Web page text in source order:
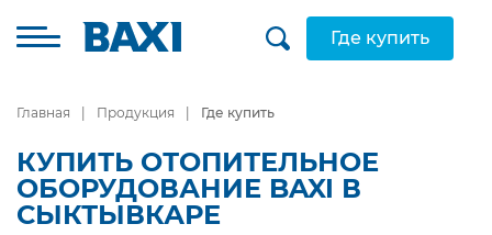
Где купить
Главная Продукция Где купить
КУПИТЬ ОТОПИТЕЛЬНОЕ
ОБОРУДОВАНИЕ BAXI В
СЫКТЫВКАРЕ